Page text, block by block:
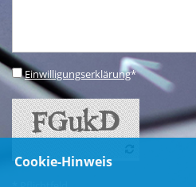
Einwilligungserklärung*
Cookie-Hinweis